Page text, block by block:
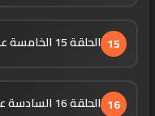
15 الحلقة 15 الخامسة عشر
16 الحلقة 16 السادسة عشر